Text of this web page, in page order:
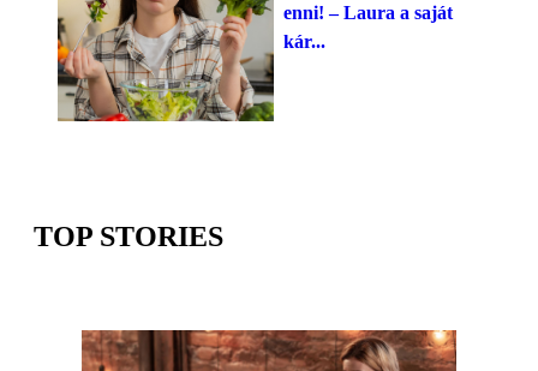
enni! – Laura a saját
kár...
TOP STORIES